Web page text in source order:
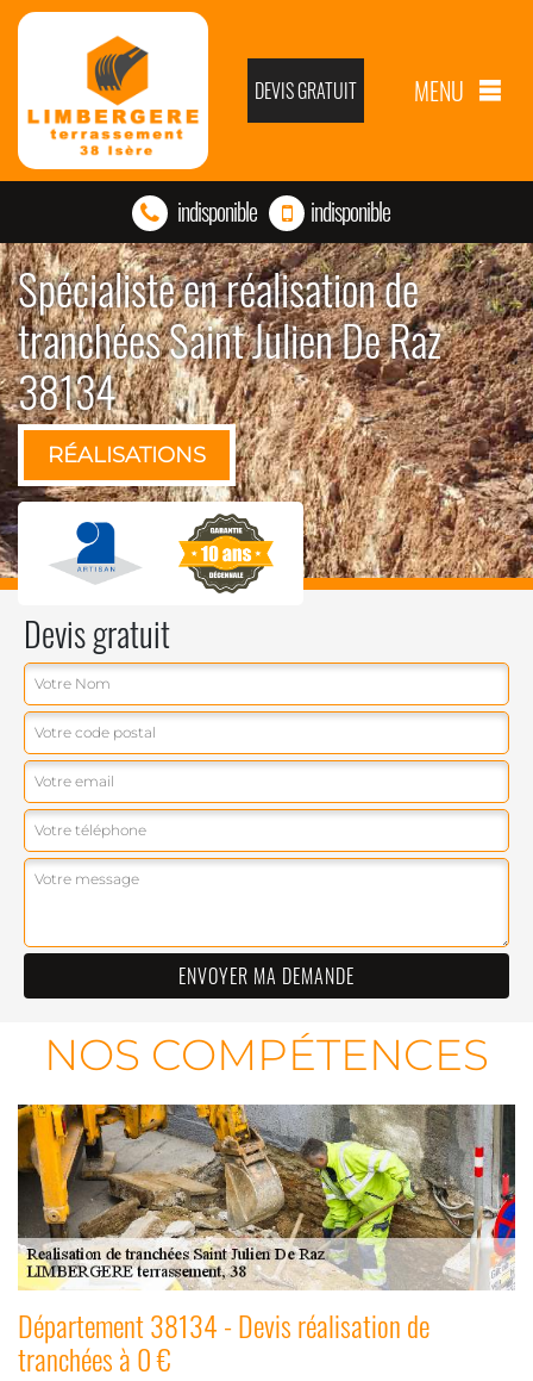
DEVIS GRATUIT MENU
indisponible indisponible
Spécialiste en réalisation de
tranchées Saint Julien De Raz
38134
RÉALISATIONS
Devis gratuit
NOS COMPÉTENCES
Département 38134 - Devis réalisation de
tranchées à 0 €